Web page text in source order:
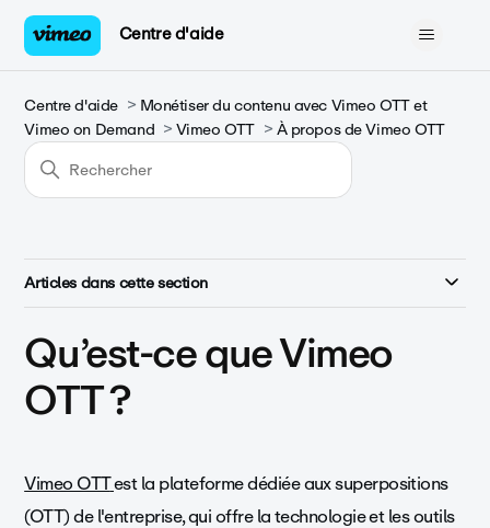
Centre d'aide
Centre d'aide
Monétiser du contenu avec Vimeo OTT et
Vimeo on Demand
Vimeo OTT À propos de Vimeo OTT
Articles dans cette section
Qu’est-ce que Vimeo
OTT ?
Vimeo OTTest la plateforme dédiée aux superpositions
(OTT) de l'entreprise, qui offre la technologie et les outils